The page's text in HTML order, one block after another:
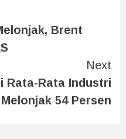
Brent
Next
Rata-Rata Industri
54 Persen